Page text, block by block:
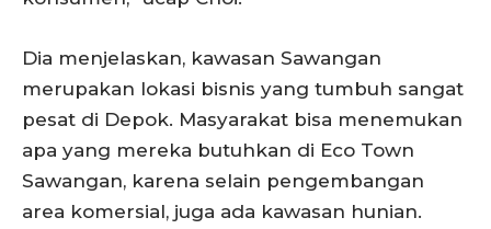
Dia menjelaskan, kawasan Sawangan
merupakan lokasi bisnis yang tumbuh sangat
pesat di Depok. Masyarakat bisa menemukan
apa yang mereka butuhkan di Eco Town
Sawangan, karena selain pengembangan
area komersial, juga ada kawasan hunian.